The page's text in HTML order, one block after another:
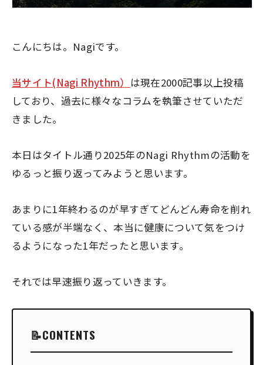
こんにちは。Nagiです。
当サイト(Nagi Rhythm） は現在2000記事以上投稿
しており、過去に様々なコラムを執筆させていただ
きました。
本日はタイトル通り2025年のNagi Rhythmの活動を
ゆるっと振り返ってみようと思います。
あまりに1年終わるのが早すぎてどんどん寿命を削れ
ている感が半端なく、本当に健康について気をつけ
るようになった1年だったと思います。
それでは早速振り返っていきます。
CONTENTS